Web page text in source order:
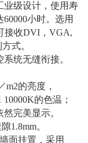
业级设计，使用寿
小时。选用
接收DVI，VGA,
式。
统无缝衔接。
的亮度，
的色温；
完美显示。
1.8mm。
面挂置，采用